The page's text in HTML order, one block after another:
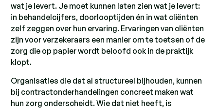
wat je levert. Je moet kunnen laten zien wat je levert:
in behandelcijfers, doorlooptijden én in wat cliënten
zelf zeggen over hun ervaring. Ervaringen van cliënten
zijn voor verzekeraars een manier om te toetsen of de
zorg die op papier wordt beloofd ook in de praktijk
klopt.
Organisaties die dat al structureel bijhouden, kunnen
bij contractonderhandelingen concreet maken wat
hun zorg onderscheidt. Wie dat niet heeft, is